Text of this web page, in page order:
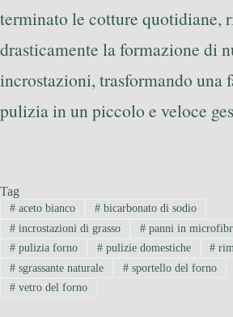
terminato le cotture quotidiane,
drasticamente la formazione di
incrostazioni, trasformando una
pulizia in un piccolo e veloce
Tag
#aceto bianco #bicarbonato di sodio
#incrostazioni di grasso #panni in
#pulizia forno #pulizie domestiche #
#sgrassante naturale #sportello del forno
#vetro del forno